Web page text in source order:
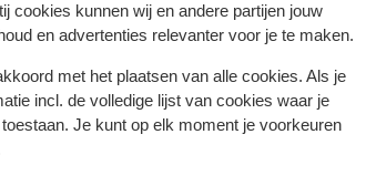
cookies kunnen wij en andere partijen jouw
en advertenties relevanter voor je te maken.
met het plaatsen van alle cookies. Als je
incl. de volledige lijst van cookies waar je
Je kunt op elk moment je voorkeuren
avec notre produit.